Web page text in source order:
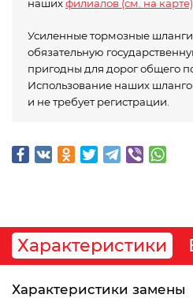
нашихфилиалов (см. на карте)
Усиленные тормозные
обязательную
пригодны для дорог общего
Использование наших
и не требует регистрации.
Характеристики
Характеристики замены